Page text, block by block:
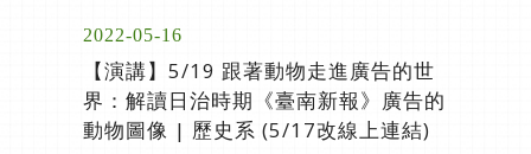
2022-05-16
【演講】5/19 跟著動物走進廣告的世
界：解讀日治時期《臺南新報》廣告的
動物圖像 | 歷史系 (5/17改線上連結)